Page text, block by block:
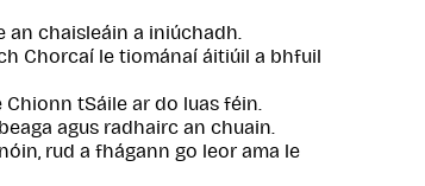
an chaisleáin a iniúchadh.
Chorcaí le tiománaí áitiúil a bhfuil
tSáile ar do luas féin.
agus radhairc an chuain.
rud a fhágann go leor ama le